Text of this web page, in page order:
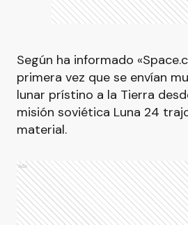
Según ha informado
primera vez que se envían
lunar prístino a la Tierra
misión soviética Luna 24
material.
Ads